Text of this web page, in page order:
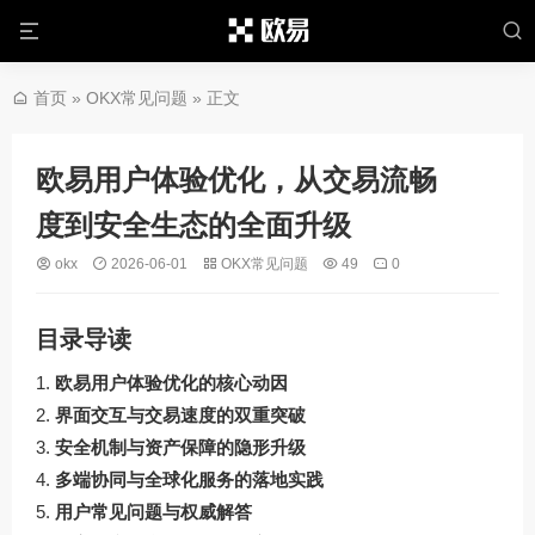
首页 » OKX常见问题 » 正文
欧易用户体验优化，从交易流畅
度到安全生态的全面升级
okx 2026-06-01 OKX常见问题 49 0
目录导读
欧易用户体验优化的核心动因
界面交互与交易速度的双重突破
安全机制与资产保障的隐形升级
多端协同与全球化服务的落地实践
用户常见问题与权威解答